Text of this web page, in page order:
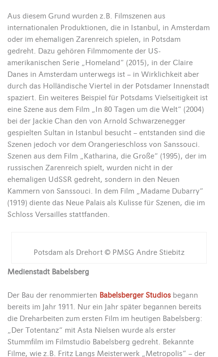
Aus diesem Grund wurden z.B. Filmszenen aus
internationalen Produktionen, die in Istanbul, in Amsterdam
oder im ehemaligen Zarenreich spielen, in Potsdam
gedreht. Dazu gehören Filmmomente der US-
amerikanischen Serie „Homeland“ (2015), in der Claire
Danes in Amsterdam unterwegs ist – in Wirklichkeit aber
durch das Holländische Viertel in der Potsdamer Innenstadt
spaziert. Ein weiteres Beispiel für Potsdams Vielseitigkeit ist
eine Szene aus dem Film „In 80 Tagen um die Welt“ (2004)
bei der Jackie Chan den von Arnold Schwarzenegger
gespielten Sultan in Istanbul besucht – entstanden sind die
Szenen jedoch vor dem Orangerieschloss von Sanssouci.
Szenen aus dem Film „Katharina, die Große“ (1995), der im
russischen Zarenreich spielt, wurden nicht in der
ehemaligen UdSSR gedreht, sondern in den Neuen
Kammern von Sanssouci. In dem Film „Madame Dubarry“
(1919) diente das Neue Palais als Kulisse für Szenen, die im
Schloss Versailles stattfanden.
Potsdam als Drehort © PMSG Andre Stiebitz
Medienstadt Babelsberg
Der Bau der renommierten Babelsberger Studios begann
bereits im Jahr 1911. Nur ein Jahr später begannen bereits
die Dreharbeiten zum ersten Film im heutigen Babelsberg:
„Der Totentanz“ mit Asta Nielsen wurde als erster
Stummfilm im Filmstudio Babelsberg gedreht. Bekannte
Filme, wie z.B. Fritz Langs Meisterwerk „Metropolis“ – der